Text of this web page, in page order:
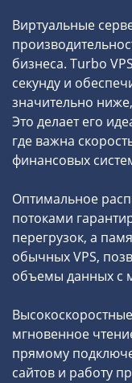
Виртуальные
бизнеса. Turbo
секунду и
значительно
Это делает его
где важна
финансовых
Оптимальное
потоками
перегрузок, а
обычных VPS,
объемы данных с
мгновенное
прямому
сайтов и работу